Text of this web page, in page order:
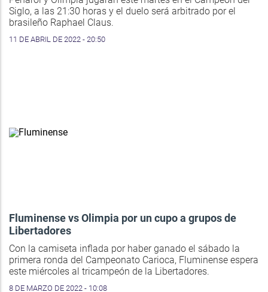
Siglo, a las 21:30 horas y el duelo será arbitrado por el
brasileño Raphael Claus.
11 DE ABRIL DE 2022 - 20:50
Fluminense vs Olimpia por un cupo a grupos de
Libertadores
Con la camiseta inflada por haber ganado el sábado la
primera ronda del Campeonato Carioca, Fluminense espera
este miércoles al tricampeón de la Libertadores.
8 DE MARZO DE 2022 - 10:08